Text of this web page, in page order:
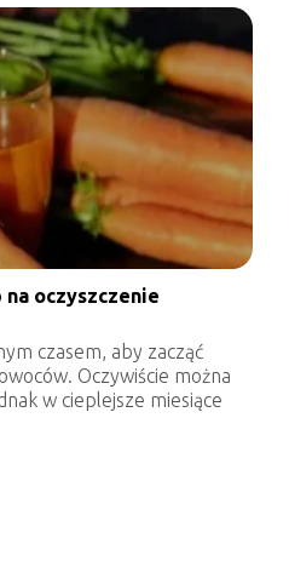
na oczyszczenie
czasem, aby zacząć
Oczywiście można
w cieplejsze miesiące